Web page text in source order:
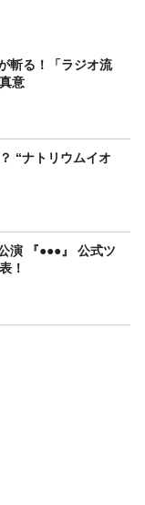
斬る！「ラジオ流
意
“ナトリウムイオ
演 『●●●』 公式ツ
！